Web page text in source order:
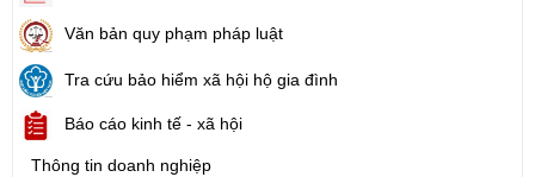
Văn bản quy phạm pháp luật
Tra cứu bảo hiểm xã hội hộ gia đình
Báo cáo kinh tế - xã hội
Thông tin doanh nghiệp